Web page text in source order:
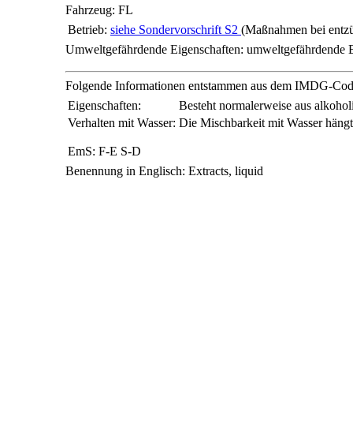
Fahrzeug: FL
Betrieb: siehe Sondervorschrift S2 (Maßnahmen bei
Umweltgefährdende Eigenschaften: umweltgefährdende
Folgende Informationen entstammen aus dem IMDG-
Eigenschaften:
Besteht normalerweise aus
Verhalten mit Wasser: Die Mischbarkeit mit Wasser
EmS: F-E S-D
Benennung in Englisch: Extracts, liquid